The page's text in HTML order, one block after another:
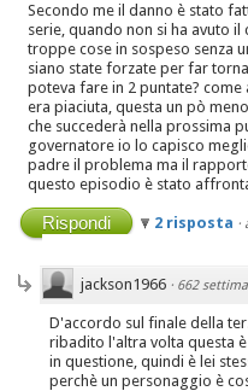
Secondo me il danno è stato
serie, quando non si ha avuto
troppe cose in sospeso senza
siano state forzate per far
poteva fare in 2 puntate?
era piaciuta, questa un pò
che succederà nella prossima
governatore io lo capisco
padre il problema ma il
questo episodio è stato
Rispondi 2 risposta ·
jackson1966 · 662
D'accordo sul finale della
ribadito l'altra volta questa
in questione, quindi è lei
perchè un personaggio è